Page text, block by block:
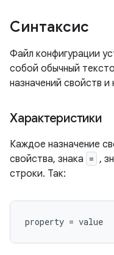
Синтаксис
Файл конфигурации
собой обычный
назначений свойств
Характеристики
Каждое назначение
свойства, знака = ,
строки. Так: